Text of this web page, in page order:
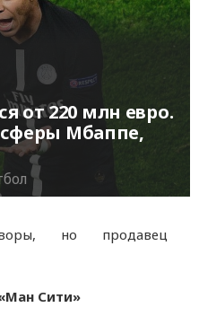
от 220 млн евро.
Мбаппе,
но продавец
Сити»